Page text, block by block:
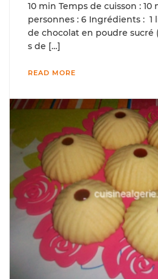
10 min Temps de cuisson :
personnes : 6 Ingrédients : 1
de chocolat en poudre sucré
s de […]
READ MORE